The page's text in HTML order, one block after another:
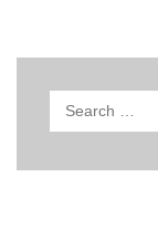
Search